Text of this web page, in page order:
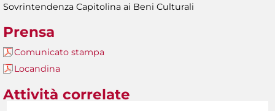
Sovrintendenza Capitolina ai Beni Culturali
Prensa
Comunicato stampa
Locandina
Attività correlate